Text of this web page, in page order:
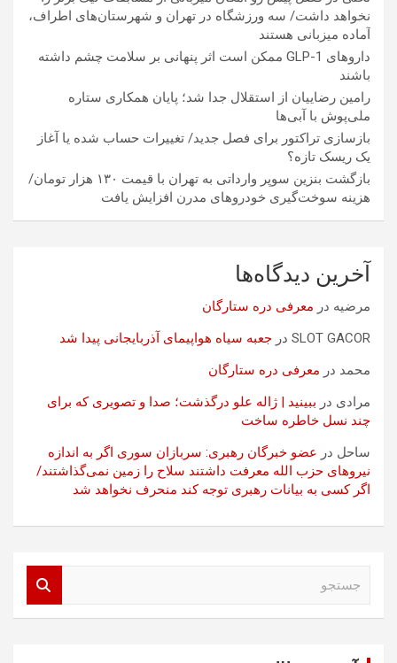
نخواهد داشت/ سه ورزشگاه در تهران و شهرستان‌های اطراف،
آماده میزبانی هستند
داروهای GLP-1 ممکن است اثر پنهانی بر سلامت چشم داشته
باشند
رامین رضاییان از استقلال جدا شد؛ پایان همکاری ستاره
ملی‌پوش با آبی‌ها
بازسازی تراکتور برای فصل جدید/ تغییرات حساب شده یا آغاز
یک ریسک تازه؟
بازگشت بنزین سوپر وارداتی به تهران با قیمت ۱۳۰ هزار تومان/
هزینه سوخت‌گیری خودرو‌های مدرن افزایش یافت
آخرین دیدگاه‌ها
مرضیه در معرفی دره ستارگان
SLOT GACOR در جعبه سیاه هواپیمای آذربایجانی پیدا شد
محمد در معرفی دره ستارگان
مرادی در ببینید | ژاله علو درگذشت؛ صدا و تصویری که برای
چند نسل خاطره ساخت
ساحل در عضو خبرگان رهبری: سربازان سوری اگر به اندازه
نیروهای حزب الله معرفت داشتند سلاح را زمین نمی‌گذاشتند/
اگر کسی به بیانات رهبری توجه کند منحرف نخواهد شد